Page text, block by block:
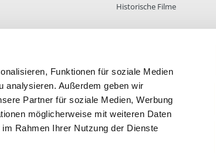
Funktionen für soziale Medien
analysieren. Außerdem geben wir
Partner für soziale Medien, Werbung
möglicherweise mit weiteren Daten
Rahmen Ihrer Nutzung der Dienste
Historische Filme
STATISTIK ALLE THEMEN